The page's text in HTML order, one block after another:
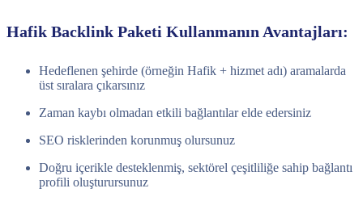
Hafik Backlink Paketi Kullanmanın Avantajları:
Hedeflenen şehirde (örneğin Hafik + hizmet adı) aramalarda
üst sıralara çıkarsınız
Zaman kaybı olmadan etkili bağlantılar elde edersiniz
SEO risklerinden korunmuş olursunuz
Doğru içerikle desteklenmiş, sektörel çeşitliliğe sahip bağlantı
profili oluşturursunuz